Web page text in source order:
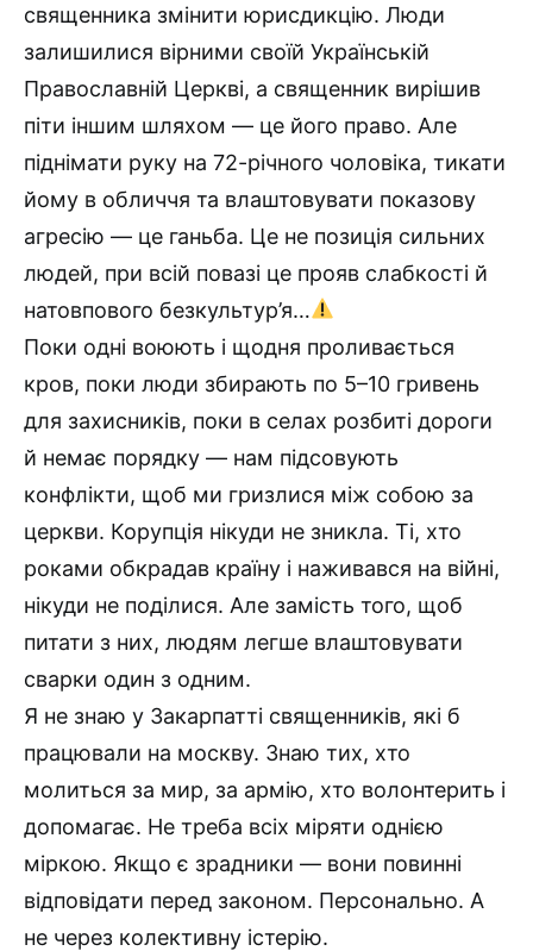
священника змінити юрисдикцію. Люди
залишилися вірними своїй Українській
Православній Церкві, а священник вирішив
піти іншим шляхом — це його право. Але
піднімати руку на 72-річного чоловіка, тикати
йому в обличчя та влаштовувати показову
агресію — це ганьба. Це не позиція сильних
людей, при всій повазі це прояв слабкості й
натовпового безкультур’я…
Поки одні воюють і щодня проливається
кров, поки люди збирають по 5–10 гривень
для захисників, поки в селах розбиті дороги
й немає порядку — нам підсовують
конфлікти, щоб ми гризлися між собою за
церкви. Корупція нікуди не зникла. Ті, хто
роками обкрадав країну і наживався на війні,
нікуди не поділися. Але замість того, щоб
питати з них, людям легше влаштовувати
сварки один з одним.
Я не знаю у Закарпатті священників, які б
працювали на москву. Знаю тих, хто
молиться за мир, за армію, хто волонтерить і
допомагає. Не треба всіх міряти однією
міркою. Якщо є зрадники — вони повинні
відповідати перед законом. Персонально. А
не через колективну істерію.